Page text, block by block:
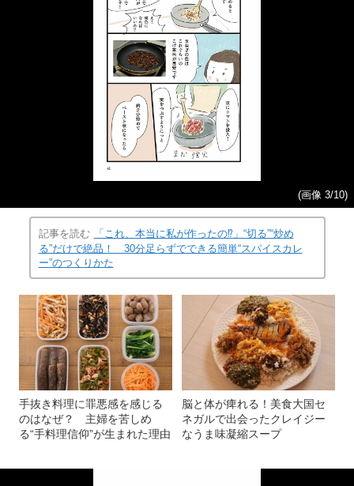
(画像 3/10)
記事を読む
「これ、本当に私が作ったの⁉」“切る”“炒め
る”だけで絶品！ 30分足らずでできる簡単“スパイスカレ
ー”のつくりかた
手抜き料理に罪悪感を感じる
のはなぜ？ 主婦を苦しめ
る“手料理信仰”が生まれた理由
脳と体が痺れる！美食大国セ
ネガルで出会ったクレイジー
なうま味凝縮スープ